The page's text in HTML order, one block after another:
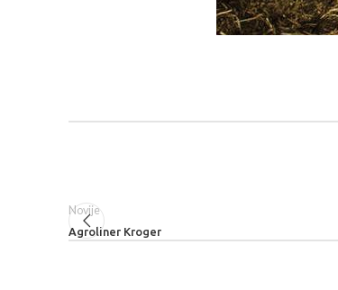
Novije
Agroliner Kroger